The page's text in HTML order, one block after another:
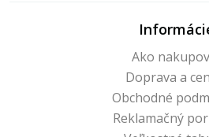
Ako
Doprava a
Obchodné
Reklamačný